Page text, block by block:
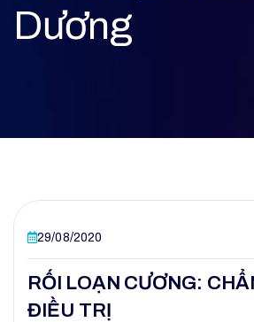
Dương
29/08/2020
RỐI LOẠN CƯƠNG:
ĐIỀU TRỊ